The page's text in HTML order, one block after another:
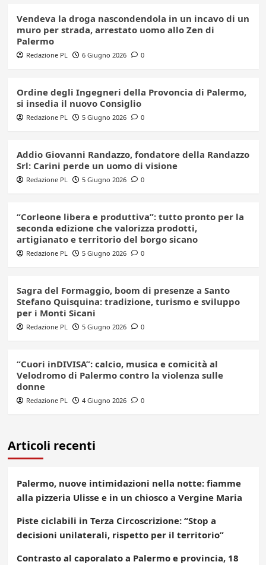
Vendeva la droga nascondendola in un incavo di un
muro per strada, arrestato uomo allo Zen di
Palermo
Redazione PL 6 Giugno 2026 0
Ordine degli Ingegneri della Provoncia di Palermo,
si insedia il nuovo Consiglio
Redazione PL 5 Giugno 2026 0
Addio Giovanni Randazzo, fondatore della Randazzo
Srl: Carini perde un uomo di visione
Redazione PL 5 Giugno 2026 0
“Corleone libera e produttiva”: tutto pronto per la
seconda edizione che valorizza prodotti,
artigianato e territorio del borgo sicano
Redazione PL 5 Giugno 2026 0
Sagra del Formaggio, boom di presenze a Santo
Stefano Quisquina: tradizione, turismo e sviluppo
per i Monti Sicani
Redazione PL 5 Giugno 2026 0
“Cuori inDIVISA”: calcio, musica e comicità al
Velodromo di Palermo contro la violenza sulle
donne
Redazione PL 4 Giugno 2026 0
Articoli recenti
Palermo, nuove intimidazioni nella notte: fiamme
alla pizzeria Ulisse e in un chiosco a Vergine Maria
Piste ciclabili in Terza Circoscrizione: “Stop a
decisioni unilaterali, rispetto per il territorio”
Contrasto al caporalato a Palermo e provincia, 18